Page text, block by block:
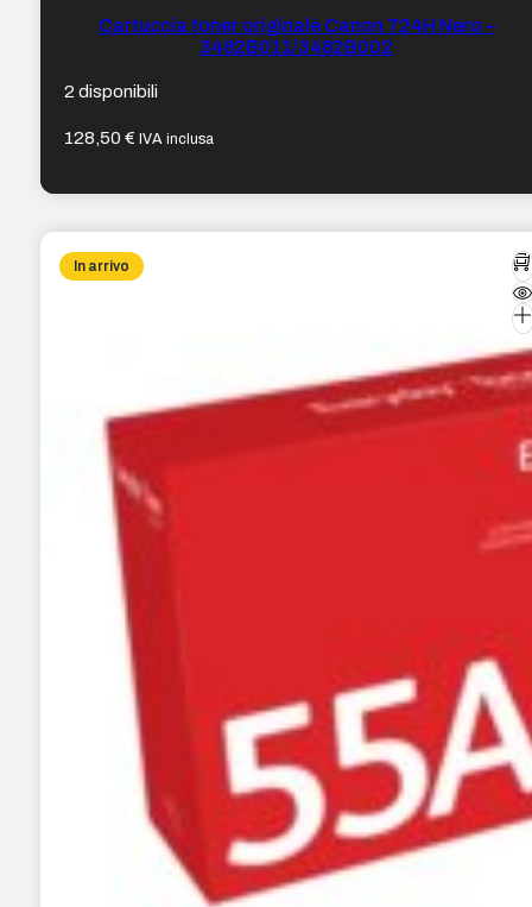
Cartuccia toner originale Canon 724H Nero –
3482B011/3482B002
2 disponibili
128,50€ IVA inclusa
In arrivo